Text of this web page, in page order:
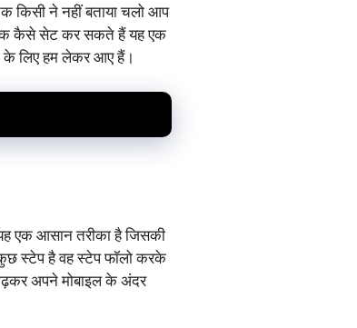
ने नहीं बताया चलो आप
कैसे सेट कर सकते हैं यह एक
के लिए हम लेकर आए हैं।
एक आसान तरीका है जिसकी
स्टेप है वह स्टेप फॉलो करके
अपने मोबाइल के अंदर